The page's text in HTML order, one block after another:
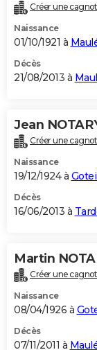
Créer une
Naissance
01/10/1921 à
Décès
21/08/2013 à
Jean
Créer une
Naissance
19/12/1924 à
Décès
16/06/2013 à
Martin
Créer une
Naissance
08/04/1926 à
Décès
07/11/2011 à